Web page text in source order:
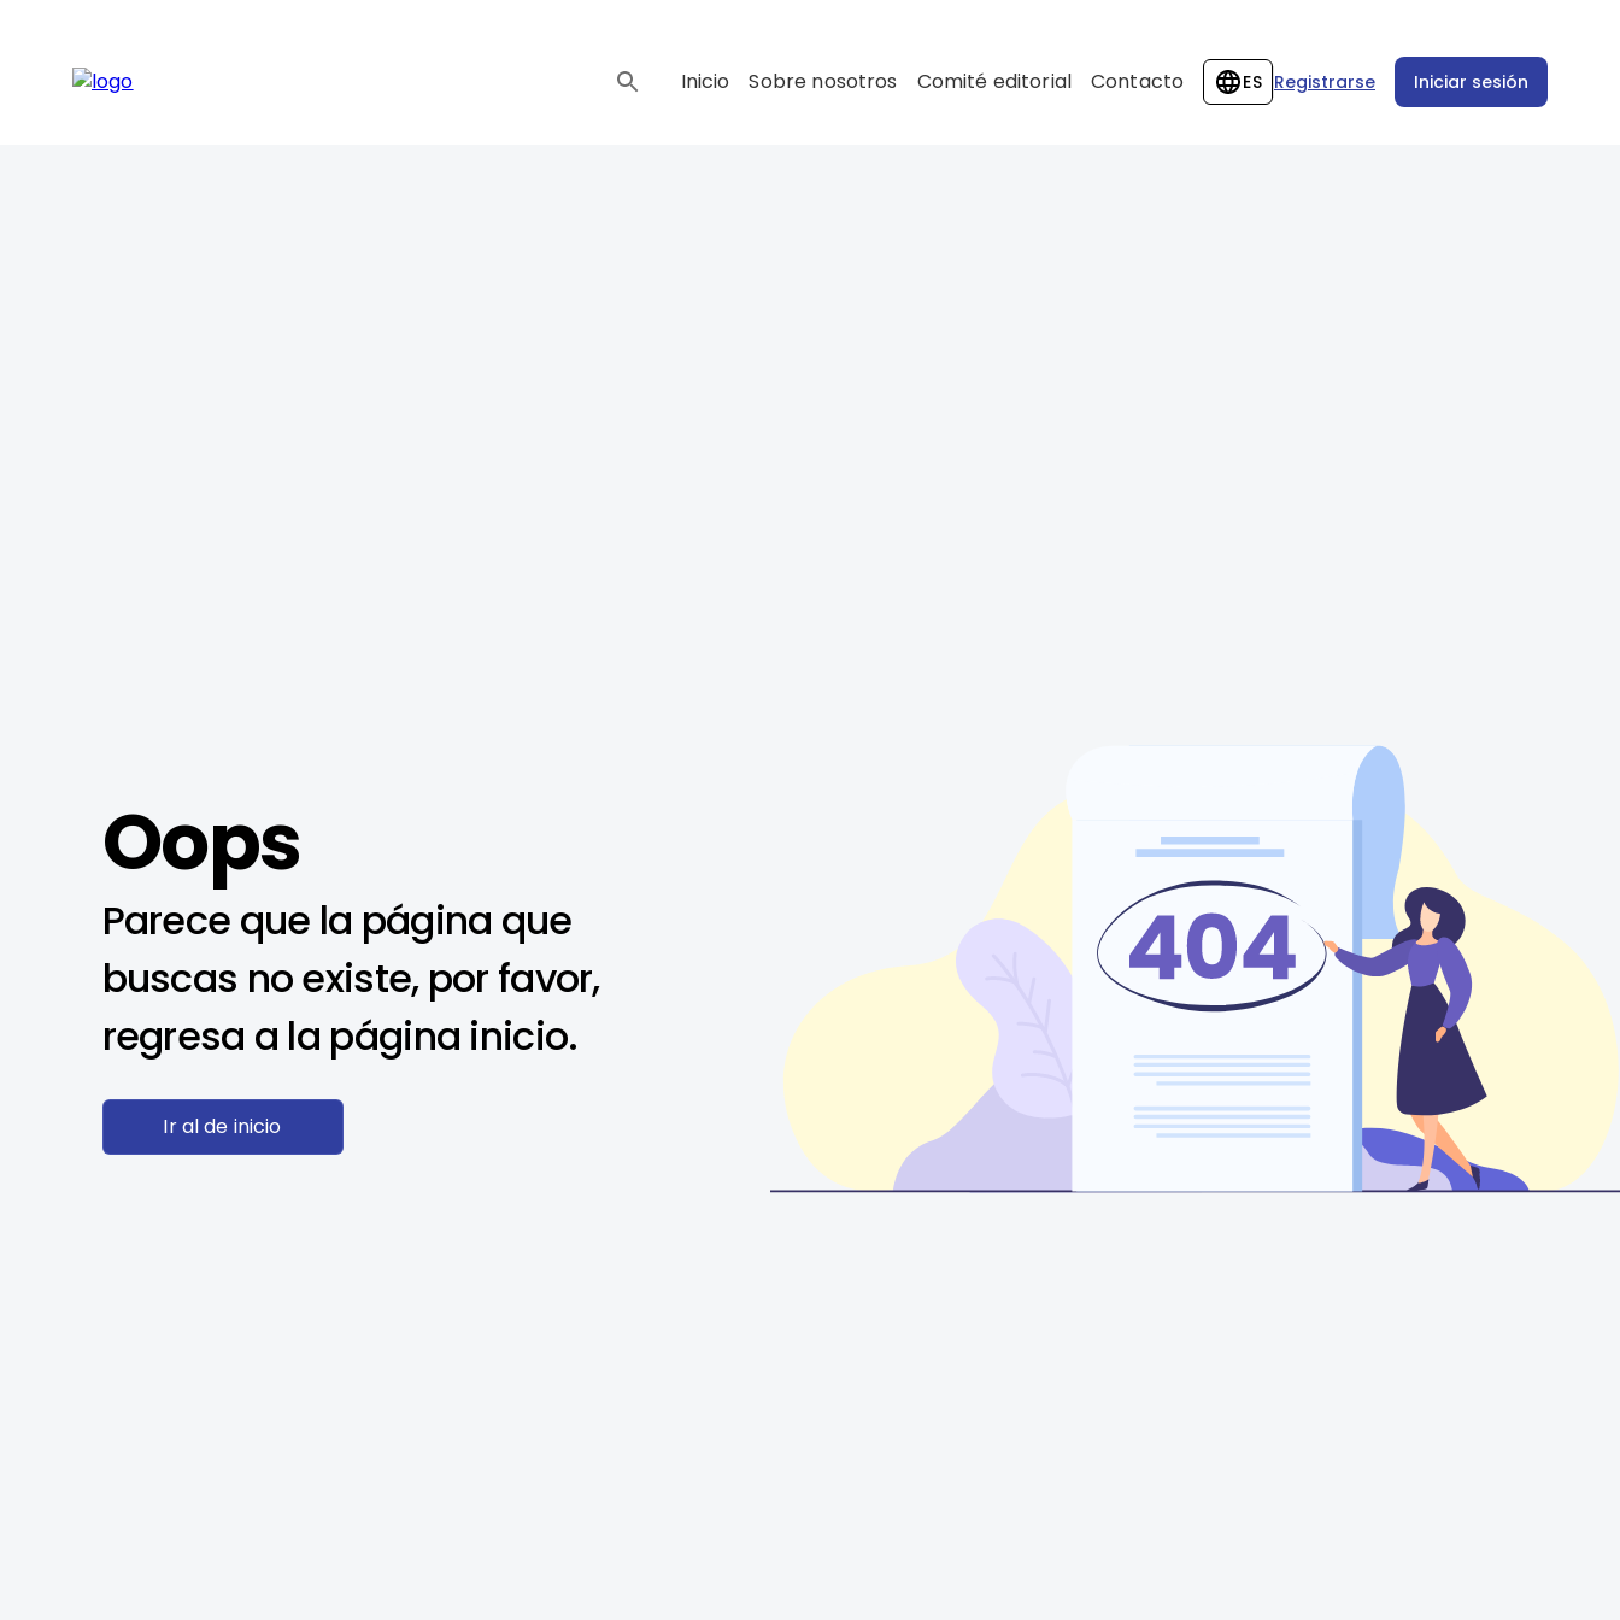
Inicio Sobre nosotros Comité editorial Contacto ES Registrarse Iniciar sesión
Oops
Parece que la página que
buscas no existe, por favor,
regresa a la página inicio.
Ir al de inicio